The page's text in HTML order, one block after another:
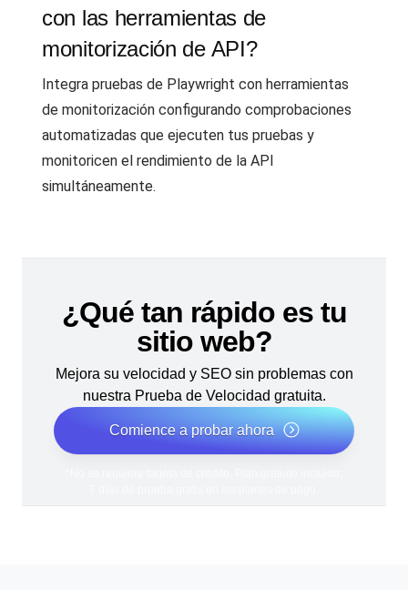
con las herramientas de
monitorización de API?
Integra pruebas de Playwright con herramientas
de monitorización configurando comprobaciones
automatizadas que ejecuten tus pruebas y
monitoricen el rendimiento de la API
simultáneamente.
¿Qué tan rápido es tu
sitio web?
Mejora su velocidad y SEO sin problemas con
nuestra Prueba de Velocidad gratuita.
Comience a probar ahora